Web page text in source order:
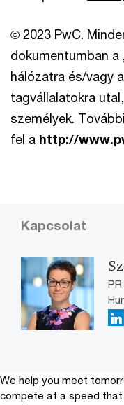
© 2023 PwC.
dokumentumban a
hálózatra és/vagy
tagvállalatokra
személyek.
fel a http://
Kapcsolat
We help you meet
compete at a speed